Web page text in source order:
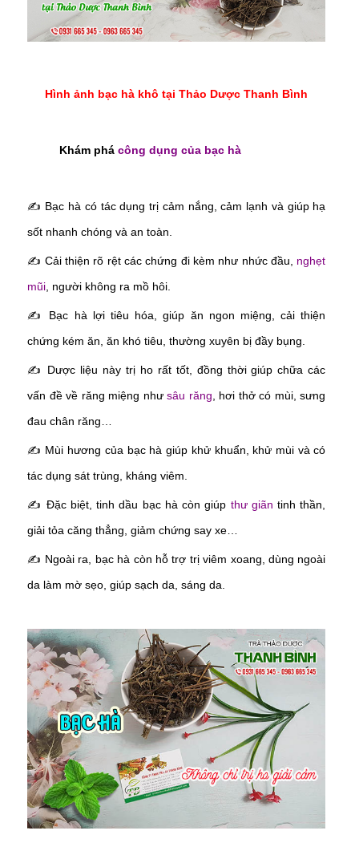
Hình ảnh bạc hà khô tại Thảo Dược Thanh Bình
Khám phá công dụng của bạc hà
✍ Bạc hà có tác dụng trị cảm nắng, cảm lạnh và giúp hạ
sốt nhanh chóng và an toàn.
✍ Cải thiện rõ rệt các chứng đi kèm như nhức đầu, nghẹt
mũi, người không ra mồ hôi.
✍ Bạc hà lợi tiêu hóa, giúp ăn ngon miệng, cải thiện
chứng kém ăn, ăn khó tiêu, thường xuyên bị đầy bụng.
✍ Dược liệu này trị ho rất tốt, đồng thời giúp chữa các
vấn đề về răng miệng nhưsâu răng, hơi thở có mùi, sưng
đau chân răng…
✍ Mùi hương của bạc hà giúp khử khuẩn, khử mùi và có
tác dụng sát trùng, kháng viêm.
✍ Đặc biệt, tinh dầu bạc hà còn giúp thư giãn tinh thần,
giải tỏa căng thẳng, giảm chứng say xe…
✍ Ngoài ra, bạc hà còn hỗ trợ trị viêm xoang, dùng ngoài
da làm mờ sẹo, giúp sạch da, sáng da.